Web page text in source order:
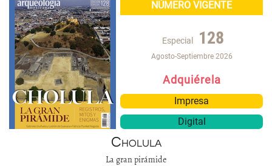
NÚMERO VIGENTE
Especial 128
Agosto-Septiembre 2026
Adquiérela
Impresa
Digital
Cholula
La gran pirámide